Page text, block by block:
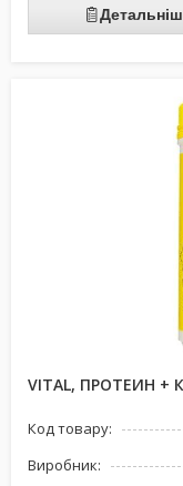
VITAL, ПРОТЕИН +
Код товару:
Виробник: